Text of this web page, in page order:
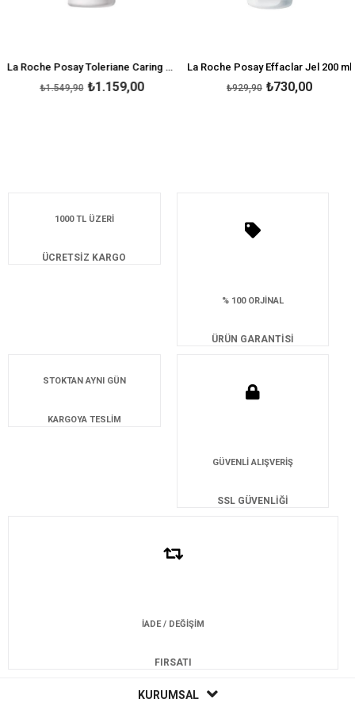
La Roche Posay Toleriane Caring Wash 400 ml - Temizleyici Jel
₺1.159,00
₺1.549,90
La Roche Posay Effaclar Jel 200 ml
₺730,00
₺929,90
1000 TL ÜZERİ
ÜCRETSİZ KARGO
% 100 ORJİNAL
ÜRÜN GARANTİSİ
STOKTAN AYNI GÜN
KARGOYA TESLİM
GÜVENLİ ALIŞVERİŞ
SSL GÜVENLİĞİ
İADE / DEĞİŞİM
FIRSATI
KURUMSAL